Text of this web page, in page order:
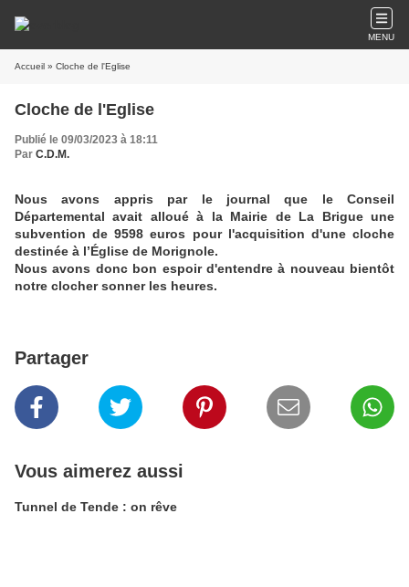
MENU
Accueil » Cloche de l'Eglise
Cloche de l'Eglise
Publié le 09/03/2023 à 18:11
Par C.D.M.
Nous avons appris par le journal que le Conseil
Départemental avait alloué à la Mairie de La Brigue une
subvention de 9598 euros pour l'acquisition d'une cloche
destinée à l’Église de Morignole.
Nous avons donc bon espoir d'entendre à nouveau bientôt
notre clocher sonner les heures.
Partager
Vous aimerez aussi
Tunnel de Tende : on rêve